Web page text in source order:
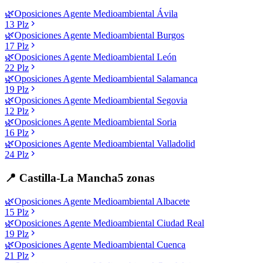
🌿Oposiciones Agente Medioambiental Ávila
13 Plz
🌿Oposiciones Agente Medioambiental Burgos
17 Plz
🌿Oposiciones Agente Medioambiental León
22 Plz
🌿Oposiciones Agente Medioambiental Salamanca
19 Plz
🌿Oposiciones Agente Medioambiental Segovia
12 Plz
🌿Oposiciones Agente Medioambiental Soria
16 Plz
🌿Oposiciones Agente Medioambiental Valladolid
24 Plz
📍 Castilla-La Mancha5 zonas
🌿Oposiciones Agente Medioambiental Albacete
15 Plz
🌿Oposiciones Agente Medioambiental Ciudad Real
19 Plz
🌿Oposiciones Agente Medioambiental Cuenca
21 Plz